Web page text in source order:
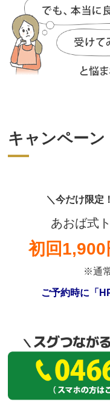
キャンペーン
＼今だけ限定
あおば式
初回1,900
※通
ご予約時に「